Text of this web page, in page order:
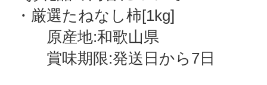
・厳選たねなし柿[1kg]
原産地:和歌山県
賞味期限:発送日から7日